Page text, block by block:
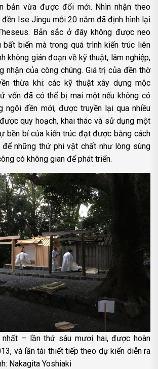
bản vừa được đổi mới. Nhìn nhận theo
đền Ise Jingu mỗi 20 năm đã định hình lại
Bản sắc ở đây không được neo
biến mà trong quá trình kiến trúc liên
không gián đoạn về kỹ thuật, lâm nghiệp,
nhận của công chúng. Giá trị của đền thờ
thừa khi: các kỹ thuật xây dựng mộc
vốn đã có thể bị mai một nếu không có
ngôi đền mới, được truyền lại qua nhiều
quy hoạch, khai thác và sử dụng một
bền bỉ của kiến trúc đạt được bằng cách
những thứ phi vật chất như lòng sùng
có không gian để phát triển.
– lần thứ sáu mươi hai, được hoàn
và lần tái thiết tiếp theo dự kiến diễn ra
Nakagita Yoshiaki